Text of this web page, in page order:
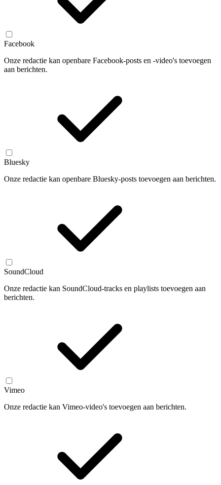
Facebook
Onze redactie kan openbare Facebook-posts en -video's toevoegen
aan berichten.
Bluesky
Onze redactie kan openbare Bluesky-posts toevoegen aan berichten.
SoundCloud
Onze redactie kan SoundCloud-tracks en playlists toevoegen aan
berichten.
Vimeo
Onze redactie kan Vimeo-video's toevoegen aan berichten.